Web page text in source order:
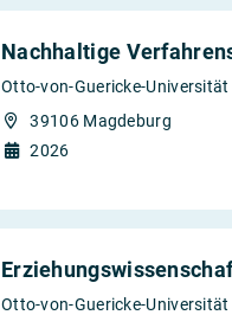
Nachhaltige
Otto-von-Guericke-
39106 Magdeburg
2026
Otto-von-Guericke-